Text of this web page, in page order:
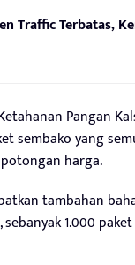
Traffic Terbatas,
Pangan
sembako yang
harga.
tambahan
1.000